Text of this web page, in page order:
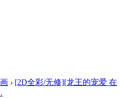
› [2D全彩/无修][龙王的宠爱 在